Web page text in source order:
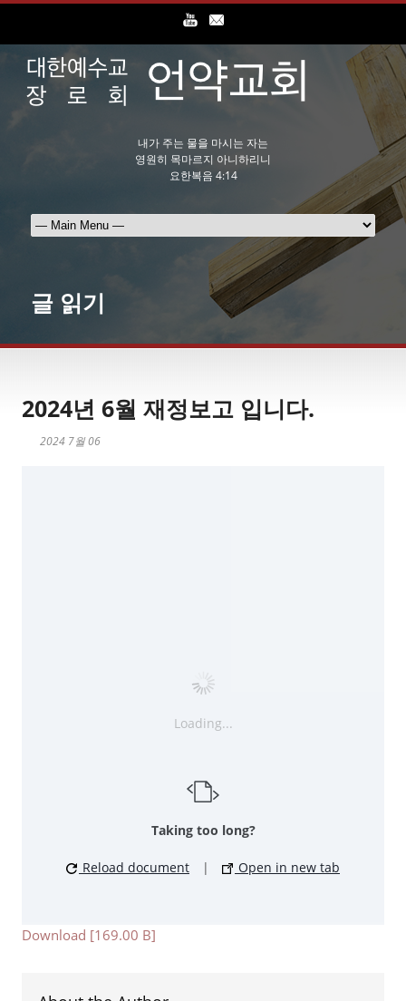
내가 주는 물을 마시는 자는
영원히 목마르지 아니하리니
요한복음 4:14
글 읽기
2024년 6월 재정보고 입니다.
2024 7월 06
Loading...
Taking too long?
Reload document | Open in new tab
Download [169.00 B]